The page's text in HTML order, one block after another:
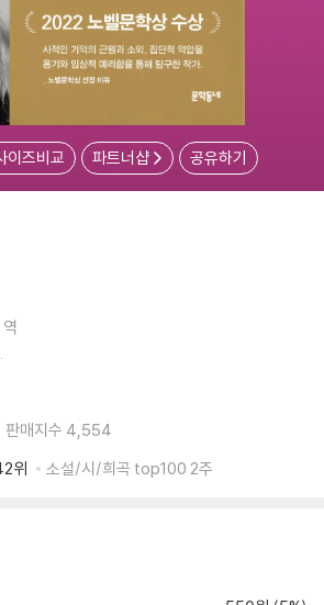
이즈비교 파트너샵 공유하기
역
판매지수 4,554
위 소설/시/희곡 top100 2주